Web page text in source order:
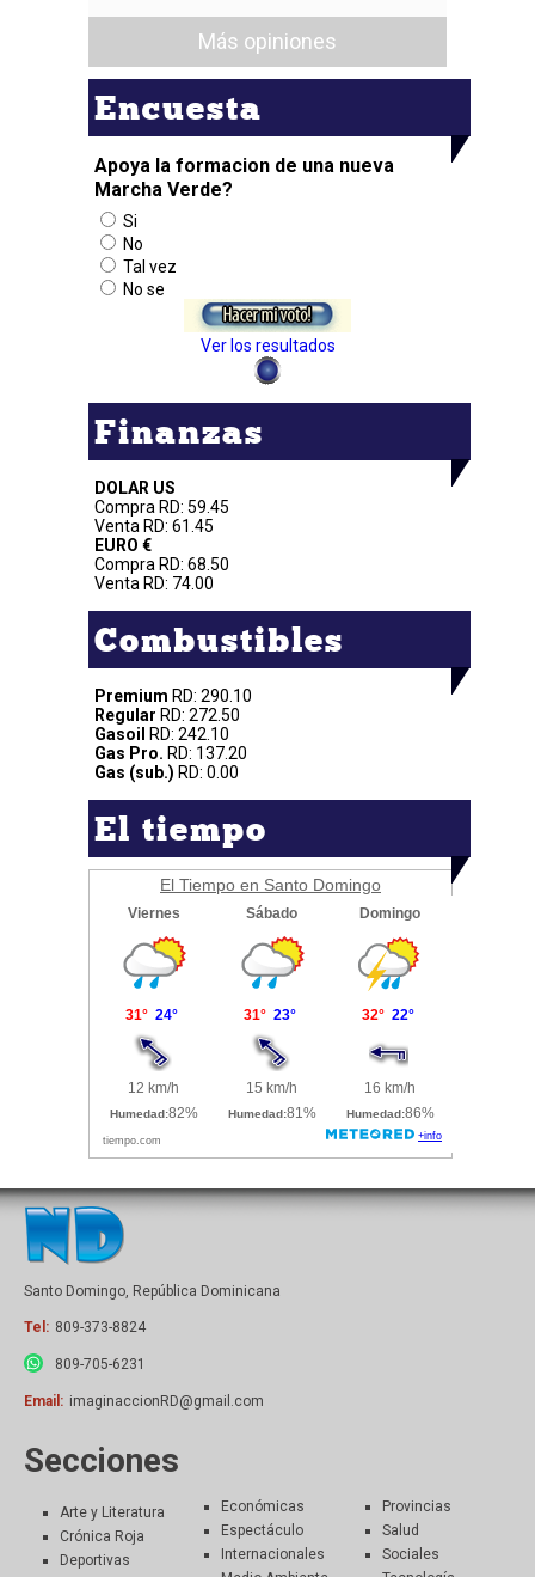
Más opiniones
Encuesta
Apoya la formacion de una nueva
Marcha Verde?
Si
No
Tal vez
No se
Ver los resultados
Finanzas
DOLAR US
Compra RD: 59.45
Venta RD: 61.45
EURO €
Compra RD: 68.50
Venta RD: 74.00
Combustibles
Premium RD: 290.10
Regular RD: 272.50
Gasoil
RD: 242.10
Gas Pro. RD: 137.20
Gas (sub.) RD: 0.00
El tiempo
El Tiempo en Santo Domingo
Santo Domingo, República Dominicana
Tel: 809-373-8824
809-705-6231
Email: imaginaccionRD@gmail.com
Secciones
Arte y Literatura
Crónica Roja
Deportivas
Económicas
Espectáculo
Internacionales
Provincias
Salud
Sociales